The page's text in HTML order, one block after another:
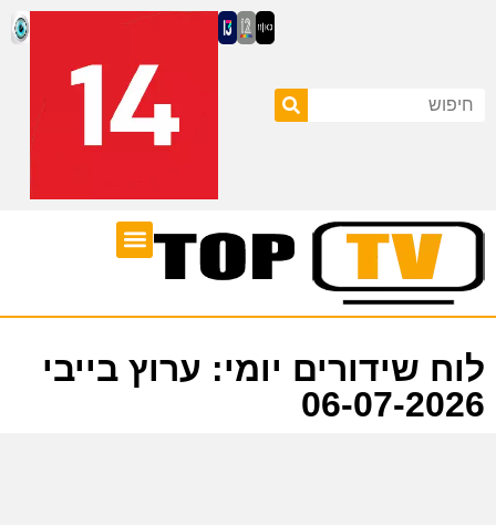
לוח שידורים יומי: ערוץ בייבי
06-07-2026